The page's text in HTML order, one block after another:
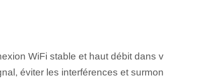
WiFi stable et haut débit dans v
éviter les interférences et surmon